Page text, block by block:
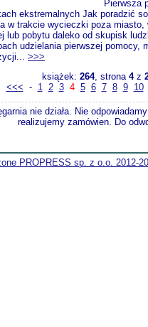
Pierwsza
ekstremalnych Jak poradzić
w trakcie wycieczki poza miasto,
lub pobytu daleko od skupisk
udzielania pierwszej pomocy,
>>>
książek: 264, strona 4z
<<< - 1 2 3 4 5 6 7 8 9 10
nie działa. Nie
realizujemy zamówien. Do
PROPRESS sp. z o.o. 2012-